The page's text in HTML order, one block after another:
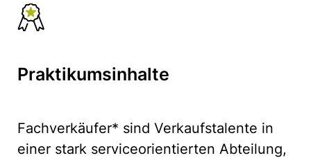
Praktikumsinhalte
Fachverkäufer* sind Verkaufstalente in
einer stark serviceorientierten Abteilung,